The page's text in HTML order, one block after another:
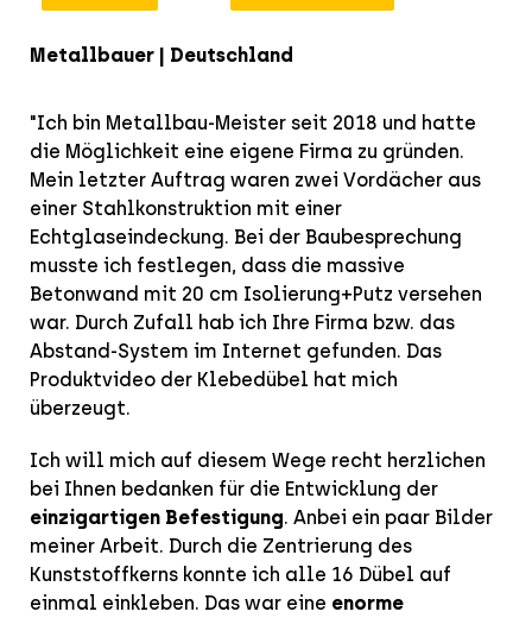
Metallbauer | Deutschland
"Ich bin Metallbau-Meister seit 2018 und hatte
die Möglichkeit eine eigene Firma zu gründen.
Mein letzter Auftrag waren zwei Vordächer aus
einer Stahlkonstruktion mit einer
Echtglaseindeckung. Bei der Baubesprechung
musste ich festlegen, dass die massive
Betonwand mit 20 cm Isolierung+Putz versehen
war. Durch Zufall hab ich Ihre Firma bzw. das
Abstand-System im Internet gefunden. Das
Produktvideo der Klebedübel hat mich
überzeugt.
Ich will mich auf diesem Wege recht herzlichen
bei Ihnen bedanken für die Entwicklung der
einzigartigen Befestigung. Anbei ein paar Bilder
meiner Arbeit. Durch die Zentrierung des
Kunststoffkerns konnte ich alle 16 Dübel auf
einmal einkleben. Das war eine enorme